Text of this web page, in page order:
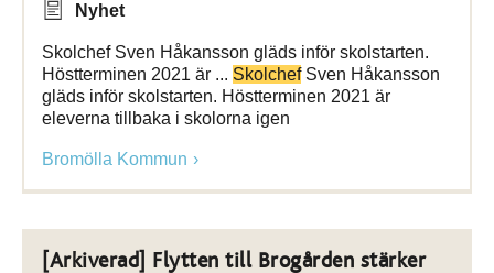
Nyhet
Skolchef Sven Håkansson gläds inför skolstarten.
Höstterminen 2021 är ... SkolchefSven Håkansson
gläds inför skolstarten. Höstterminen 2021 är
eleverna tillbaka i skolorna igen
Bromölla Kommun
[Arkiverad] Flytten till Brogården stärker